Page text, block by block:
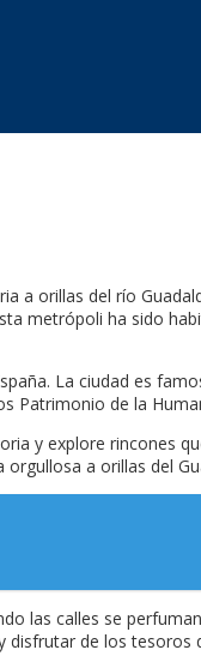
a orillas del río
metrópoli ha sido
La ciudad es
Patrimonio de la
y explore rincones
a orillas del
las calles se
de los